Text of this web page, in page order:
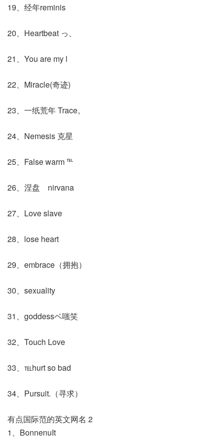
19、经年reminis
20、Heartbeat っ、
21、You are my l
22、Miracle(奇迹)
23、一纸荒年 Trace。
24、Nemesis 克星
25、False warm ℡
26、涅盘 nirvana
27、Love slave
28、lose heart
29、embrace（拥抱）
30、sexuality
31、goddessベ嗤笑
32、Touch Love
33、℡hurt so bad
34、Pursuit.（寻求）
有点国际范的英文网名 2
1、BonnenuIt